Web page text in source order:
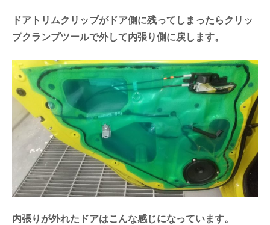
ドアトリムクリップがドア側に残ってしまったらクリッ
プクランプツールで外して内張り側に戻します。
内張りが外れたドアはこんな感じになっています。